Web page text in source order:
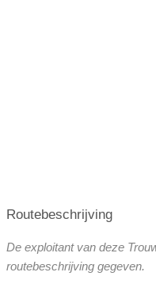
Routebeschrijving
De exploitant van deze
routebeschrijving gegeven.